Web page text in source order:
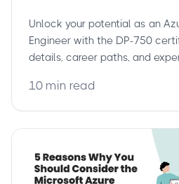
Engineering
Unlock your potential as an
Engineer with the DP-750
details, career paths, and
10 min read